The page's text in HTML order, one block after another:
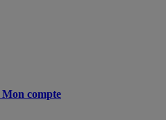
Mon compte